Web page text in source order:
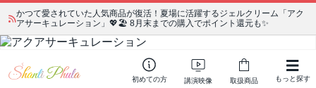
かつて愛されていた人気商品が復活！夏場に活躍するジェルクリーム「アク
アサーキュレーション」💖🏖️ 8月末までの購入でポイント還元も✨
初めての方 講演映像 取扱商品 もっと探す